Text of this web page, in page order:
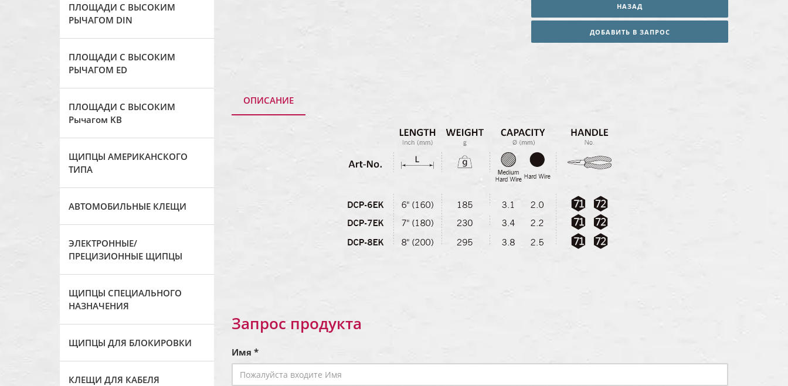
ПЛОЩАДИ С ВЫСОКИМ
РЫЧАГОМ DIN
ПЛОЩАДИ С ВЫСОКИМ
РЫЧАГОМ ED
ПЛОЩАДИ С ВЫСОКИМ
Рычагом KB
ЩИПЦЫ АМЕРИКАНСКОГО
ТИПА
АВТОМОБИЛЬНЫЕ КЛЕЩИ
ЭЛЕКТРОННЫЕ/
ПРЕЦИЗИОННЫЕ ЩИПЦЫ
ЩИПЦЫ СПЕЦИАЛЬНОГО
НАЗНАЧЕНИЯ
ЩИПЦЫ ДЛЯ БЛОКИРОВКИ
КЛЕЩИ ДЛЯ КАБЕЛЯ
НАЗАД
ДОБАВИТЬ В ЗАПРОС
ОПИСАНИЕ
Запрос продукта
Имя *